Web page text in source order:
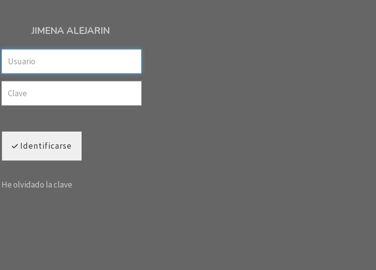
JIMENA ALEJARIN
Identificarse
He olvidado la clave